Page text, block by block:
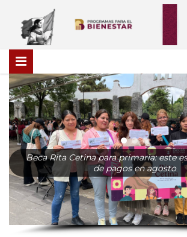
Beca Rita Cetina para primaria: este
de pagos en agosto